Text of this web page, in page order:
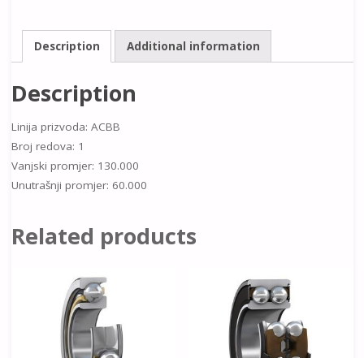
Description Additional information
Description
Linija prizvoda: ACBB
Broj redova: 1
Vanjski promjer: 130.000
Unutrašnji promjer: 60.000
Related products